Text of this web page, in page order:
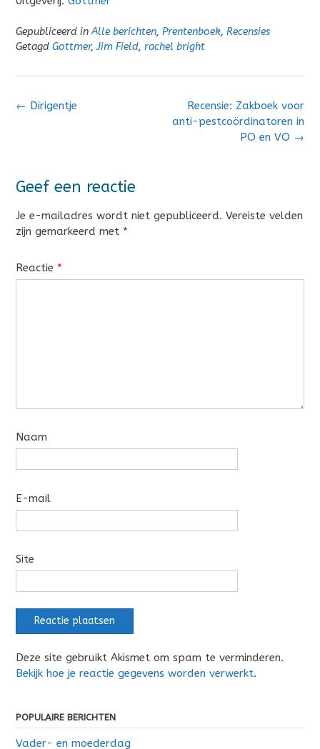
Gepubliceerd inAlle berichten, Prentenboek, Recensies
Getagd Gottmer,Jim Field, rachel bright
Bericht
Recensie: Zakboek voor
anti-pestcoördinatoren in
PO en VO →
← Dirigentje
Geef een reactie
Je e-mailadres wordt niet gepubliceerd. Vereiste velden
zijn gemarkeerd met *
Reactie *
Naam
E-mail
Site
Deze site gebruikt Akismet om spam te verminderen.
Bekijk hoe je reactie gegevens worden verwerkt.
POPULAIRE BERICHTEN
Vader- en moederdag